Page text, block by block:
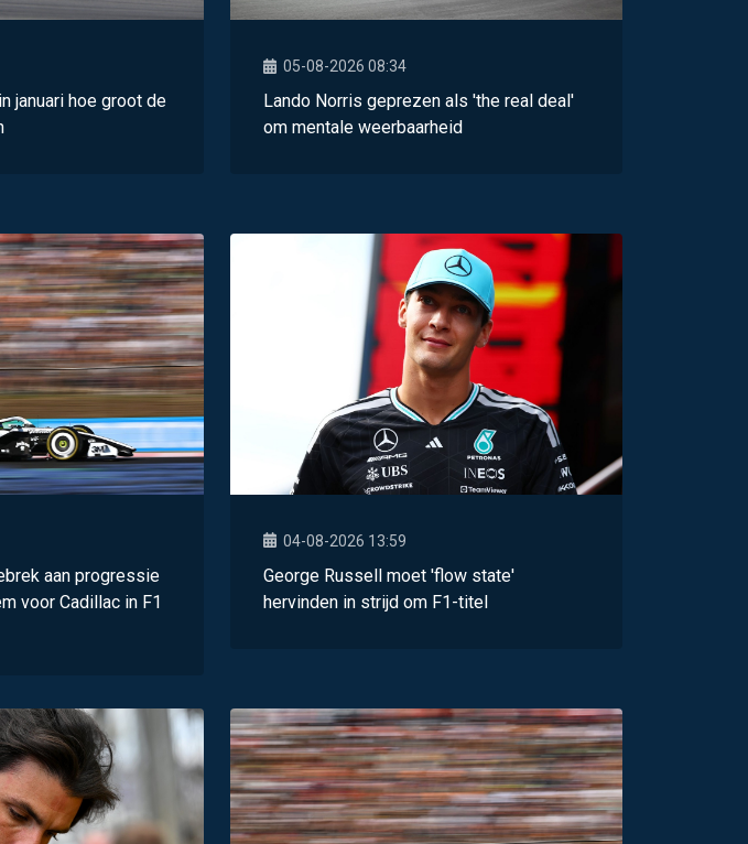
januari hoe groot de
05-08-2026 08:34
Lando Norris geprezen als 'the real deal'
om mentale weerbaarheid
aan progressie
voor Cadillac in F1
04-08-2026 13:59
George Russell moet 'flow state'
hervinden in strijd om F1-titel